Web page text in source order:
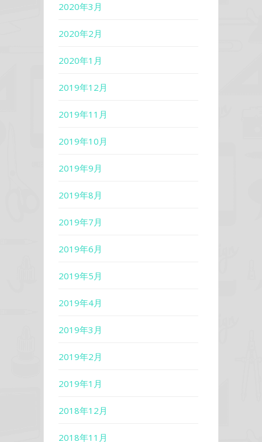
2020年3月
2020年2月
2020年1月
2019年12月
2019年11月
2019年10月
2019年9月
2019年8月
2019年7月
2019年6月
2019年5月
2019年4月
2019年3月
2019年2月
2019年1月
2018年12月
2018年11月